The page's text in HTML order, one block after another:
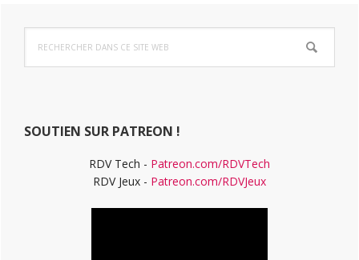
Barre
latérale
dans
ce
SOUTIEN SUR PATREON !
RDV Tech - Patreon.com/RDVTech
RDV Jeux - Patreon.com/RDVJeux